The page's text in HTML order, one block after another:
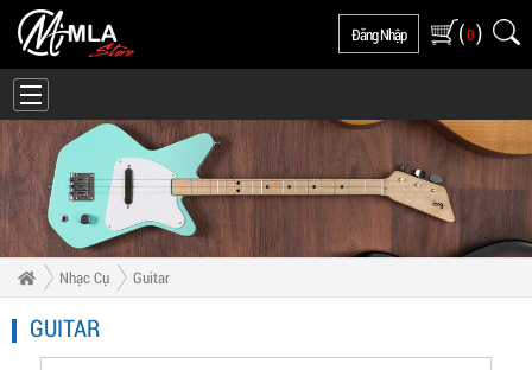
Đăng Nhập (0)
Nhạc Cụ Guitar
GUITAR